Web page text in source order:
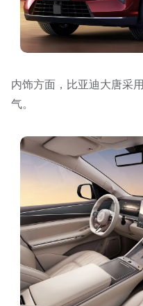
内饰方面，比亚迪大唐采
气。